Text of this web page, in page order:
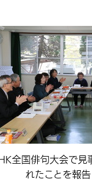
全国俳句大会で見
れたことを報